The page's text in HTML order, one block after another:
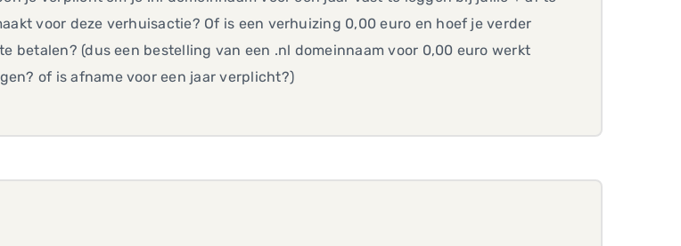
voor deze verhuisactie? Of is een verhuizing 0,00 euro en hoef je verder
betalen? (dus een bestelling van een .nl domeinnaam voor 0,00 euro werkt
of is afname voor een jaar verplicht?)